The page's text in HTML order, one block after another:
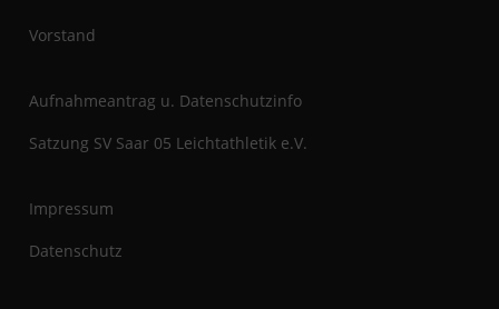
Vorstand
Aufnahmeantrag u. Datenschutzinfo
Satzung SV Saar 05 Leichtathletik e.V.
Impressum
Datenschutz